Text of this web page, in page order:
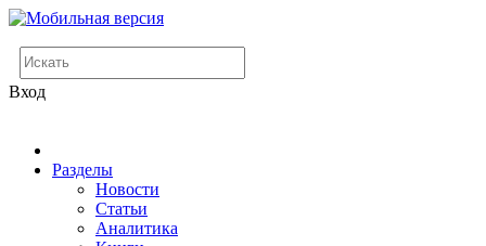
Вход
Разделы
Новости
Статьи
Аналитика